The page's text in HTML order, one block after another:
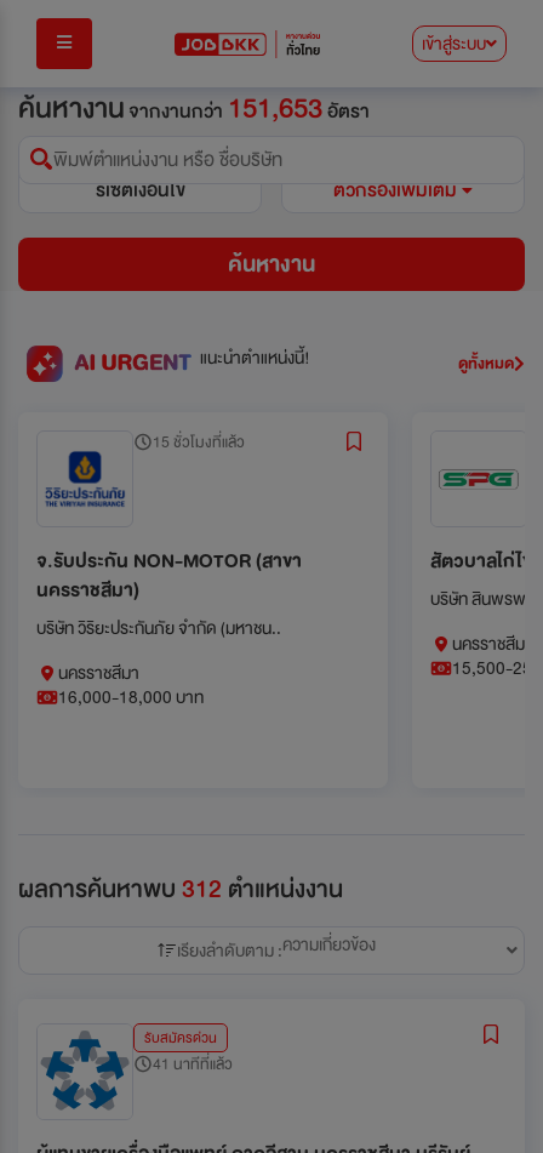
เข้าสู่ระบบ
ค้นหางานจากงานกว่า 151,653อัตรา
พิมพ์ตำแหน่งงาน หรือ ชื่อบริษัท
รีเซ็ตเงื่อนไข
ตัวกรองเพิ่มเติม
ค้นหางาน
แนะนำตำแหน่งนี้! ดูทั้งหมด
15 ชั่วโมงที่แล้ว
จ.รับประกัน NON-MOTOR (สาขา
นครราชสีมา)
บริษัท วิริยะประกันภัย จำกัด (มหาชน..
นครราชสีมา
16,000-18,000 บาท
สัตวบาลไก่ไข่
บริษัท สินพรพง
นครราชสีมา
15,500-
ผลการค้นหาพบ312 ตำแหน่งงาน
เรียงลำดับตาม :ความเกี่ยวข้อง
รับสมัครด่วน
41 นาทีที่แล้ว